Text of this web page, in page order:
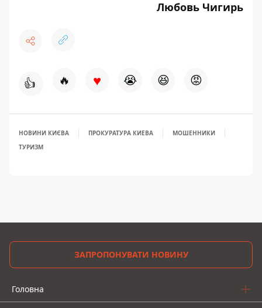
Любовь Чигирь
👍 🔥 ♥ 😭 😆 😡
НОВИНИ КИЄВА ПРОКУРАТУРА КИЕВА
МОШЕННИКИ
ТУРИЗМ
ЗАПРОПОНУВАТИ НОВИНУ
Головна